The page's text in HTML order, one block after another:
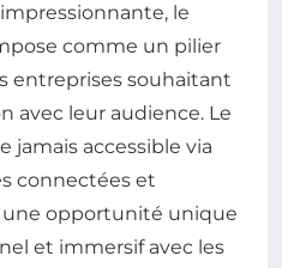
le
comme un pilier
entreprises souhaitant
avec leur audience. Le
jamais accessible via
connectées et
une opportunité unique
et immersif avec les